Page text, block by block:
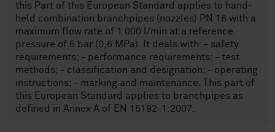
this Part of this European Standard applies to hand-
held combination branchpipes (nozzles) PN 16 with a
maximum flow rate of 1 000 l/min at a reference
pressure of 6 bar (0,6 MPa). It deals with: - safety
requirements; - performance requirements; - test
methods; - classification and designation; - operating
instructions; - marking and maintenance. This part of
this European Standard applies to branchpipes as
defined in Annex A of EN 15182-1:2007.